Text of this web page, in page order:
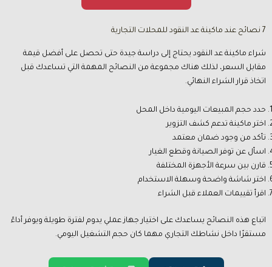
7 نصائح عند ماكينة عد النقود للمحلات التجارية
شراء ماكينة عد النقود يحتاج إلى دراسة جيدة حتى تحصل على أفضل قيمة
مقابل السعر، لذلك هناك مجموعة من النصائح المهمة التي تساعدك قبل
اتخاذ قرار الشراء النهائي.
حدد حجم المبيعات اليومية داخل المحل
اختر ماكينة تدعم كشف التزوير
تأكد من وجود ضمان معتمد
اسأل عن توفر الصيانة وقطع الغيار
قارن بين سرعة الأجهزة المختلفة
اختر شاشة واضحة وسهلة الاستخدام
اقرأ تقييمات العملاء قبل الشراء
اتباع هذه النصائح يساعدك على اختيار جهاز عملي يدوم لفترة طويلة ويوفر أداءً
مستقرًا داخل نشاطك التجاري مهما كان حجم التشغيل اليومي.